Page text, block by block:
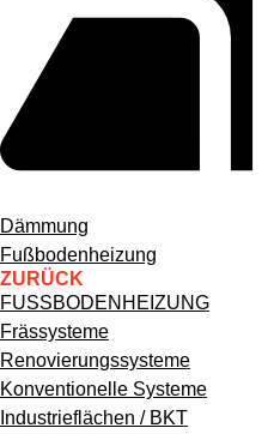
Hauptnavigation
Dämmung
Fußbodenheizung
ZURÜCK
FUSSBODENHEIZUNG
Frässysteme
Renovierungssysteme
Konventionelle Systeme
Industrieflächen / BKT